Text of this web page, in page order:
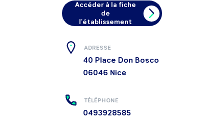
Accéder à la fiche
de
l'établissement
ADRESSE
40 Place Don Bosco
06046 Nice
TÉLÉPHONE
0493928585